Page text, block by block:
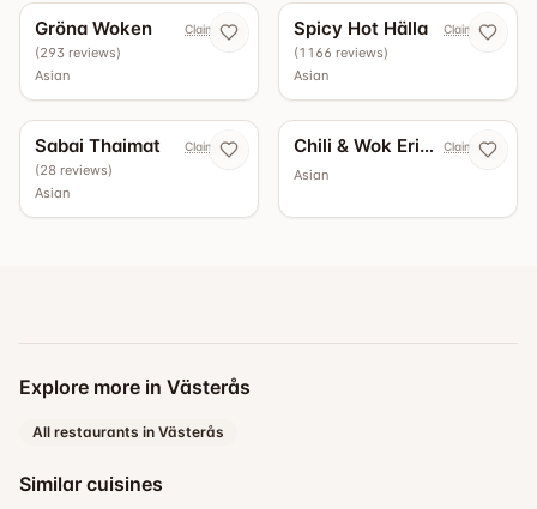
Gröna Woken Claim now
(293 reviews)
Asian
Spicy Hot Hälla Claim now
(1166 reviews)
Asian
3.9
Sabai Thaimat Claim now
(28 reviews)
Asian
4 guides
Chili & Wok Erikslund Claim now
Asian
Explore more in Västerås
All restaurants in Västerås
Similar cuisines